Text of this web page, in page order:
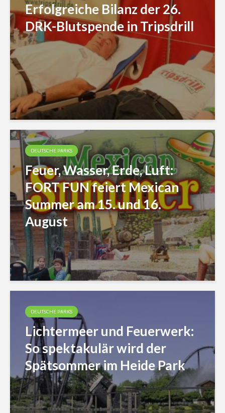
Erfolgreiche Bilanz der 26.
DRK-Blutspende in Tripsdrill
DEUTSCHE PARKS
Feuer, Wasser, Erde, Luft:
FORT FUN feiert Mexican
Summer am 15. und 16.
August
DEUTSCHE PARKS
Lichtermeer und Feuerwerk:
So spektakulär wird der
Spätsommer im Heide Park